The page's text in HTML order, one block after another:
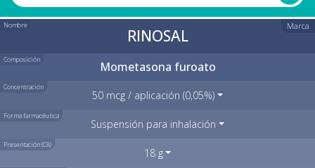
Nombre Marca
RINOSAL
Composición Mometasona furoato
Concentración
50 mcg / aplicación (0,05%)
Forma farmacéutica
Suspensión para inhalación
Presentación (C8)
18 g